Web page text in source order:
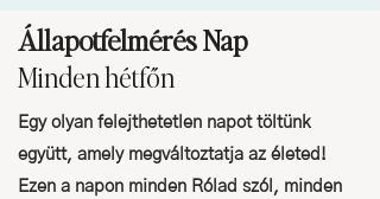
Állapotfelmérés Nap
Minden hétfőn
Egy olyan felejthetetlen napot töltünk
együtt, amely megváltoztatja az életed!
Ezen a napon minden Rólad szól, minden